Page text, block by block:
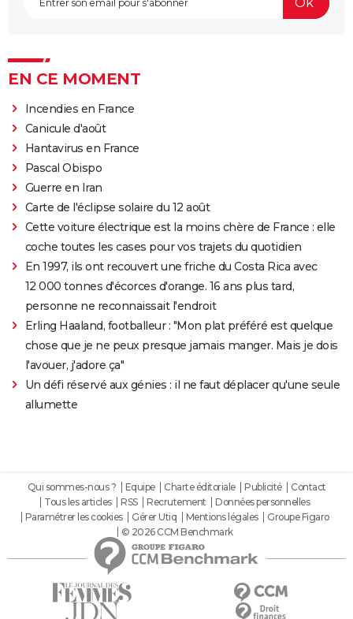
EN CE MOMENT
Incendies en France
Canicule d'août
Hantavirus en France
Pascal Obispo
Guerre en Iran
Carte de l'éclipse solaire du 12 août
Cette voiture électrique est la moins chère de France : elle
coche toutes les cases pour vos trajets du quotidien
En 1997, ils ont recouvert une friche du Costa Rica avec
12 000 tonnes d'écorces d'orange. 16 ans plus tard,
personne ne reconnaissait l'endroit
Erling Haaland, footballeur : "Mon plat préféré est quelque
chose que je ne peux presque jamais manger. Mais je dois
l'avouer, j'adore ça"
Un défi réservé aux génies : il ne faut déplacer qu'une seule
allumette
Qui sommes-nous ? Equipe Charte éditoriale Publicité
Contact
Tous les articles
RSS Recrutement
Données personnelles
Paramétrer les cookies
Gérer Utiq Mentions légales
Groupe Figaro
© 2026 CCM Benchmark